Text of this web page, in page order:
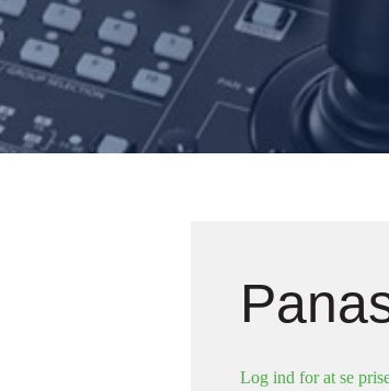
Log ind for at se